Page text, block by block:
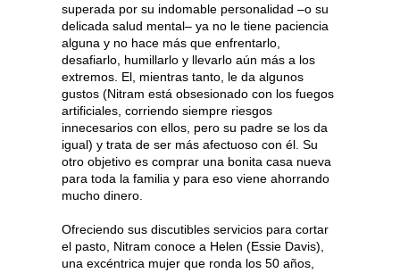
superada por su indomable personalidad –o su
delicada salud mental– ya no le tiene paciencia
alguna y no hace más que enfrentarlo,
desafiarlo, humillarlo y llevarlo aún más a los
extremos. El, mientras tanto, le da algunos
gustos (Nitram está obsesionado con los fuegos
artificiales, corriendo siempre riesgos
innecesarios con ellos, pero su padre se los da
igual) y trata de ser más afectuoso con él. Su
otro objetivo es comprar una bonita casa nueva
para toda la familia y para eso viene ahorrando
mucho dinero.
Ofreciendo sus discutibles servicios para cortar
el pasto, Nitram conoce a Helen (Essie Davis),
una excéntrica mujer que ronda los 50 años,